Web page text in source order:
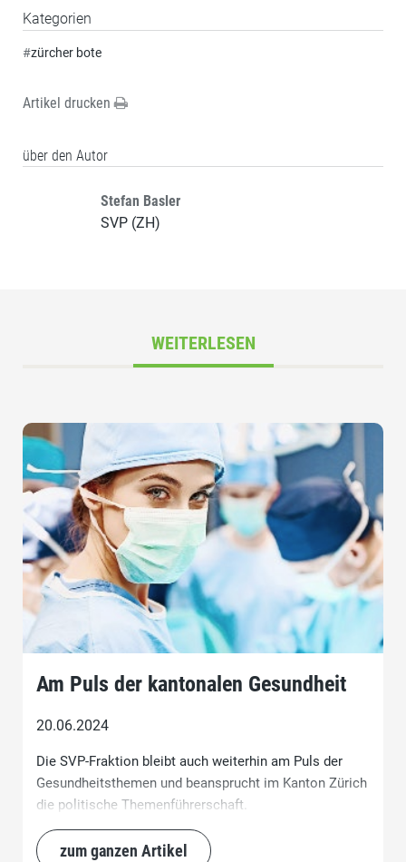
Kategorien
#zürcher bote
Artikel drucken
über den Autor
Stefan Basler
SVP (ZH)
WEITERLESEN
Am Puls der kantonalen Gesundheit
20.06.2024
Die SVP-Fraktion bleibt auch weiterhin am Puls der
Gesundheitsthemen und beansprucht im Kanton Zürich
die politische Themenführerschaft.
zum ganzen Artikel